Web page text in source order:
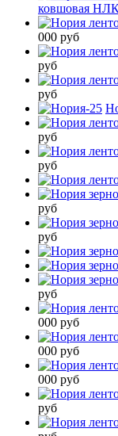
ковшовая
000 руб
руб
руб
руб
руб
руб
руб
руб
000 руб
000 руб
000 руб
руб